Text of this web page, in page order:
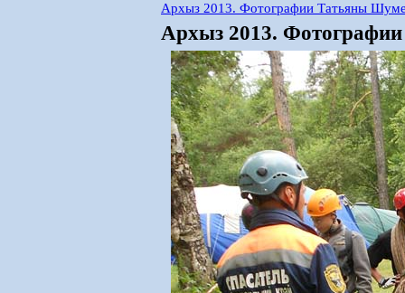
Архыз 2013. Фотографии Татьяны
Архыз 2013.